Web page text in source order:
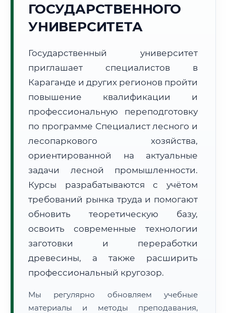
Тел. код:
+7 (7212)
Формат учебы:
Дистанционно
🗺️ Зона обслуживания: г. Караганда
Расчет логистики оригиналов:
• Маршрут транзита:~884 км
📜 Документы и аккредитация ФИС ФРДО
ГОСУДАРСТВЕННОГО
УНИВЕРСИТЕТА
Государственный университет
приглашает специалистов в
Караганде и других регионов пройти
повышение квалификации и
профессиональную переподготовку
по программе Специалист лесного и
лесопаркового хозяйства,
ориентированной на актуальные
задачи лесной промышленности.
Курсы разрабатываются с учётом
требований рынка труда и помогают
обновить теоретическую базу,
освоить современные технологии
заготовки и переработки
древесины, а также расширить
профессиональный кругозор.
Мы регулярно обновляем учебные
материалы и методы преподавания,